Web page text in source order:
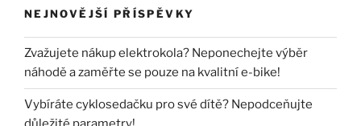
NEJNOVĚJŠÍ PŘÍSPĚVKY
Zvažujete nákup elektrokola? Neponechejte výběr
náhodě a zaměřte se pouze na kvalitní e-bike!
Vybíráte cyklosedačku pro své dítě? Nepodceňujte